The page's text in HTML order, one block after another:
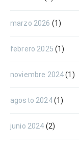
marzo 2026 (1)
febrero 2025 (1)
noviembre 2024(1)
agosto 2024(1)
junio 2024 (2)